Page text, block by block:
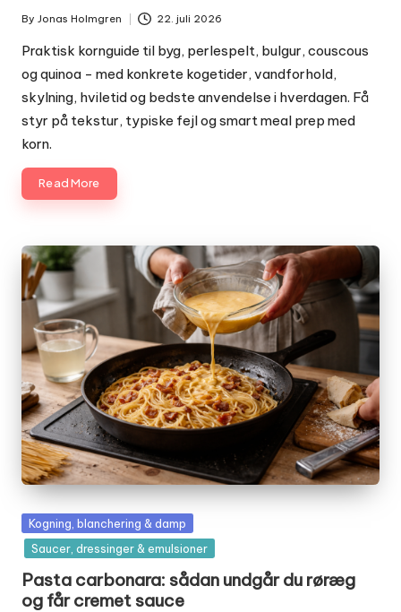
Posted
by
By Jonas Holmgren 22. juli 2026
Praktisk kornguide til byg, perlespelt, bulgur, couscous
og quinoa - med konkrete kogetider, vandforhold,
skylning, hviletid og bedste anvendelse i hverdagen. Få
styr på tekstur, typiske fejl og smart meal prep med
korn.
Read More
Posted
in
Kogning, blanchering & damp
Saucer, dressinger & emulsioner
Pasta carbonara: sådan undgår du røræg
og får cremet sauce